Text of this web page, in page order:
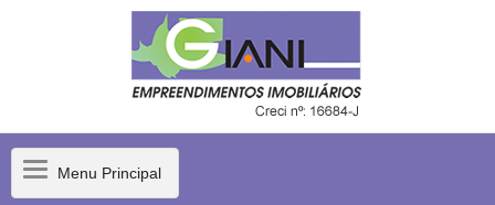
MenuMenu Principal